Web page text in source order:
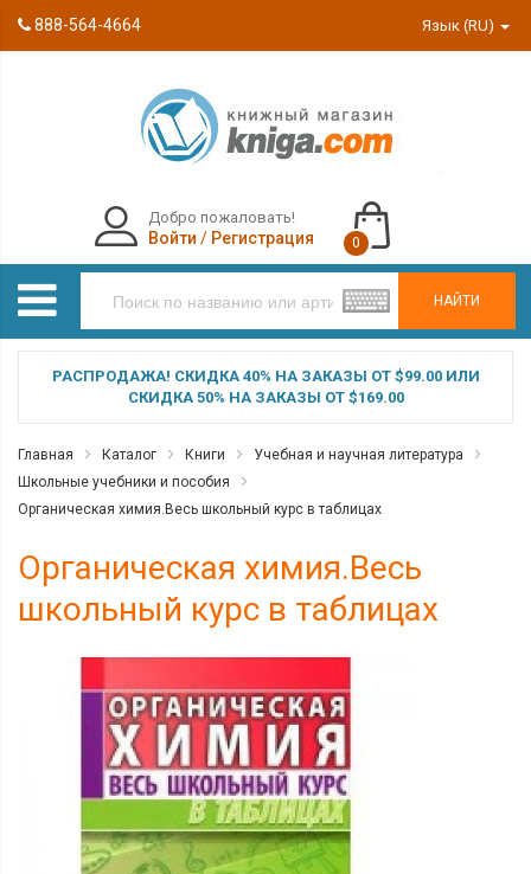
888-564-4664 Язык (RU)
НАЙТИ
Добро пожаловать!
Войти / Регистрация 0
РАСПРОДАЖА! СКИДКА 40% НА ЗАКАЗЫ ОТ $99.00 ИЛИ
СКИДКА 50% НА ЗАКАЗЫ ОТ $169.00
Главная Каталог Книги
Учебная и научная литература
Школьные учебники и пособия
Органическая химия.Весь школьный курс в таблицах
Органическая химия.Весь
школьный курс в таблицах